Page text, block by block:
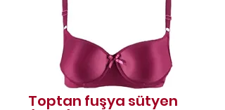
Toptan fuşya sütyen